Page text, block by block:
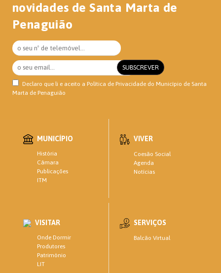
novidades de Santa Marta de
Penaguião
Declaro que li e aceito a Política de Privacidade do Município de Santa
Marta de Penaguião
MUNICÍPIO
História
Câmara
Publicações
ITM
VIVER
Coesão Social
Agenda
Notícias
VISITAR
Onde Dormir
Produtores
Património
LIT
SERVIÇOS
Balcão Virtual